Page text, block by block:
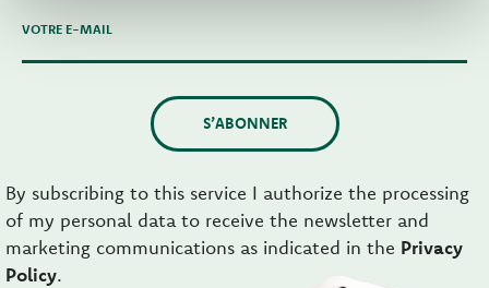
VOTRE E-MAIL
S’ABONNER
By subscribing to this service I authorize the processing
of my personal data to receive the newsletter and
marketing communications as indicated in the Privacy
Policy.